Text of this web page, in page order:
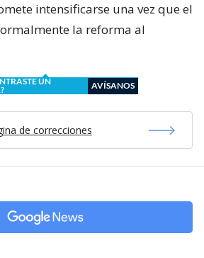
intensificarse una vez que el
la reforma al
UN
AVÍSANOS
de correcciones